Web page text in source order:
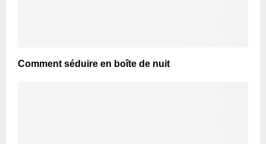
Comment séduire en boîte de nuit